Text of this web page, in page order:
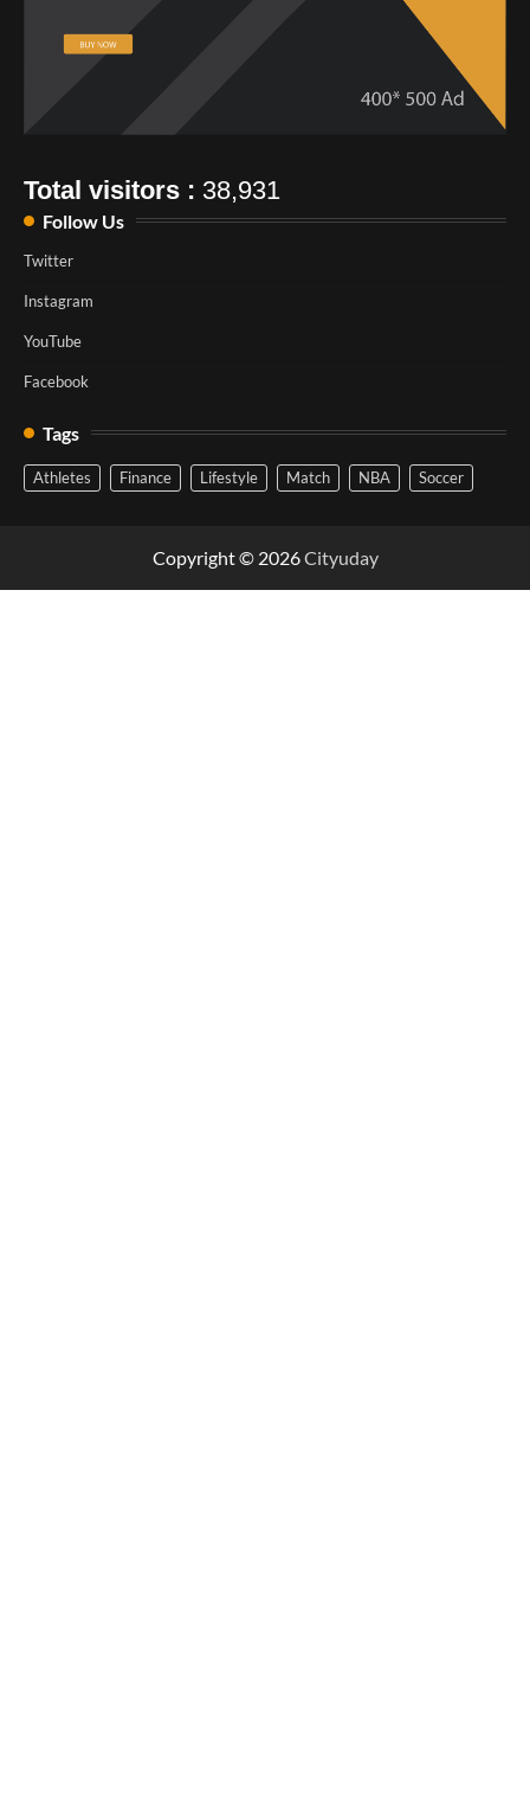
Total visitors : 38,931
Follow Us
Twitter
Instagram
YouTube
Facebook
Tags
Athletes Finance Lifestyle Match NBA Soccer
Copyright © 2026Cityuday